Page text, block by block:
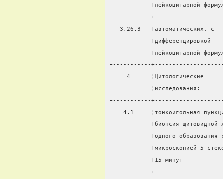
¦           ¦лейкоцитарной
+-----------
¦  3.26.3   ¦автоматических, с
¦
¦           ¦лейкоцитарной
+-----------
¦    4
¦
+-----------
¦   4.1     ¦тонкоигольная
¦           ¦биопсия
¦           ¦одного
¦           ¦микроскопией 5
¦           ¦15 минут
+-----------